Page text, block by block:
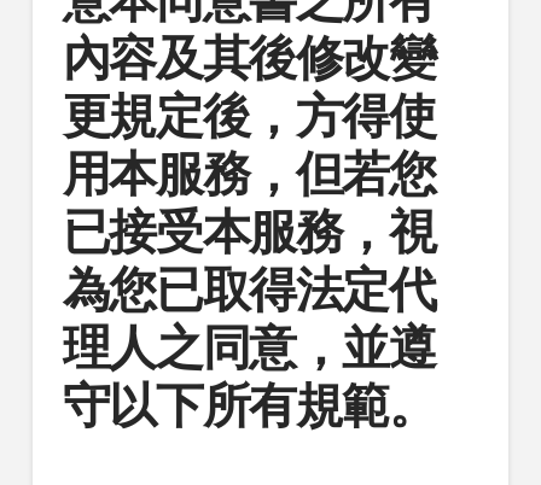
內容及其後修改變
更規定後，方得使
用本服務，但若您
已接受本服務，視
為您已取得法定代
理人之同意，並遵
守以下所有規範。